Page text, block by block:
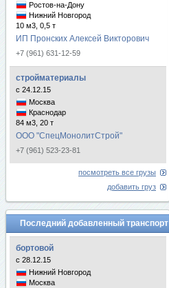
Ростов-на-Дону
Нижний Новгород
10 м3, 0,5 т
ИП Пронских Алексей Викторович
+7 (961) 631-12-59
стройматериалы
с 24.12.15
Москва
Краснодар
84 м3, 20 т
ООО "СпецМонолитСтрой"
+7 (961) 523-23-81
посмотреть все грузы
добавить груз
Последний добавленный транспорт
бортовой
с 28.12.15
Нижний Новгород
Москва